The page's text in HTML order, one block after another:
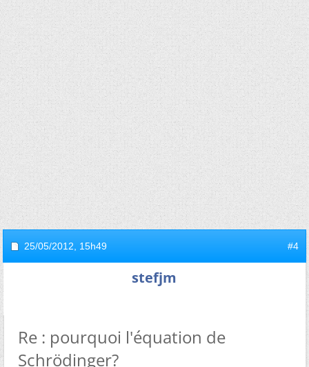
25/05/2012, 15h49 #4
stefjm
Re : pourquoi l'équation de
Schrödinger?